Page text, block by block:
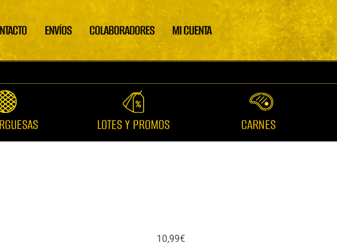
ENVÍOS COLABORADORES MI CUENTA
LOTES Y PROMOS CARNES
10,99€
picada
Buey
Gallego
Gallego
cantidad